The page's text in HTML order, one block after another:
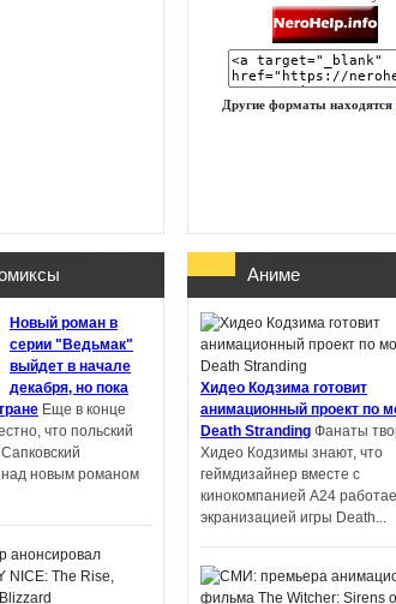
обитают
- Джон Бойн
Город
секретов -
рейнджера.
Новый роман в
серии "Ведьмак"
выйдет в начале
декабря, но пока
Еще в конце
что польский
новым романом
игры в Xbox
Pass на п ...
id Software
Глава Xbox
бизнеса посл
PIN-UP: что
проверить
регистрацией
первым депоз
Другие форматы находятся
Аниме
Хидео Кодзима готовит
анимационный проект по
Death Stranding Фанаты
Хидео Кодзимы знают, что
геймдизайнер вместе с
кинокомпанией A24
экранизацией игры Death...